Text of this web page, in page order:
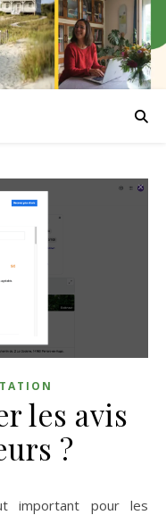
les avis
?
important pour les